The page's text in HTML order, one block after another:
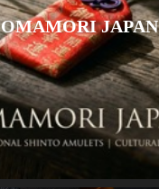
OMAMORI JAPAN